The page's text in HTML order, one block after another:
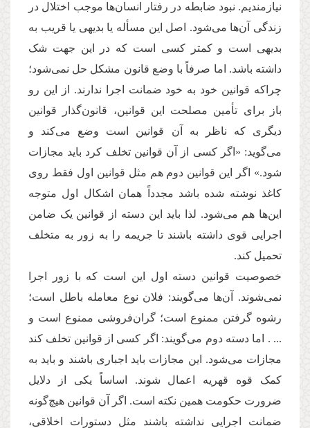
نیازمندیم. نبود ضابطه در رفتار انسان‌ها موجب اختلال در
زندگی آن‌ها می‌شود. اصل این مسأله یا بدیهی یا قریب به
بدیهی است و کمتر کسی است که در این جهت شک
داشته باشد. اما صرفاً با وضع قانون مشکل حل نمی‌شود؛
چراکه قوانین خود به خود ضمانت اجرا ندارند. از این رو
باز برای تأمین مصلحت این قوانین، قانون‌گذار قوانین
دیگری که ناظر به آن قوانین است وضع می‌کند و
می‌گوید: «اگر کسی از آن قوانین تخلف کرد باید مجازات
شود.» اگر این قوانین دوم هم مثل قوانین اول فقط روی
کاغذ نوشته شده باشد مجدداً همان اشکال اول متوجه
این‌ها هم می‌شود. لذا باید این دسته از قوانین یک ضامن
اجرایی قوی داشته باشند تا جریمه را به زور به متخلف
تحمیل کند.
خصوصیت قوانین دسته اول این است که با زور اجرا
نمی‌شوند. آن‌ها می‌گویند: فلان نوع معامله باطل است؛
رشوه گرفتن ممنوع است؛ گران‌فروشی ممنوع است و
... . اما دسته دوم می‌گویند: اگر کسی از قوانین تخلف کند
مجازات می‌شود. این مجازات باید اجباری باشند و باید به
کمک قوه قهریه اعمال شوند. اساساً یکی از دلایل
ضرورت حکومت همین نکته است. اگر آن قوانین هیچ‌گونه
ضمانت اجرایی نداشته باشند مثل دستورات اخلاقی،